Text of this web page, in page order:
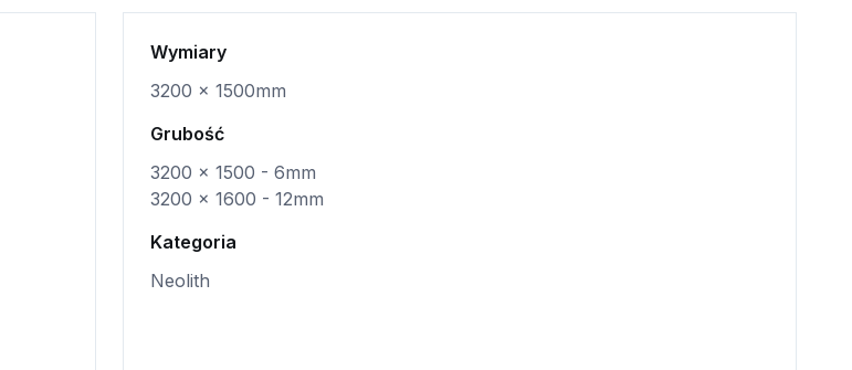
Wymiary
3200 x 1500mm
Grubość
3200 x 1500 - 6mm
3200 x 1600 - 12mm
Kategoria
Neolith